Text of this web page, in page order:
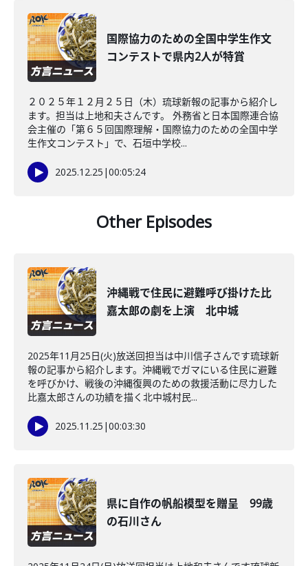
国際協力のための全国中学生作文
コンテストで県内2人が特賞
２０２５年１２月２５日（木）琉球新報の記事から紹介し
ます。担当は上地和夫さんです。 外務省と日本国際連合協
会主催の「第６５回国際理解・国際協力のための全国中学
生作文コンテスト」で、石垣中学校...
2025.12.25 |00:05:24
Other Episodes
沖縄戦で住民に避難呼び掛けた比
嘉太郎の劇を上演 北中城
2025年11月25日(火)放送回担当は中川信子さんです琉球新
報の記事から紹介します。沖縄戦でガマにいる住民に避難
を呼びかけ、戦後の沖縄復興のための救援活動に尽力した
比嘉太郎さんの功績を描く北中城村民...
2025.11.25 |00:03:30
県に自作の帆船模型を贈呈 99歳
の石川さん